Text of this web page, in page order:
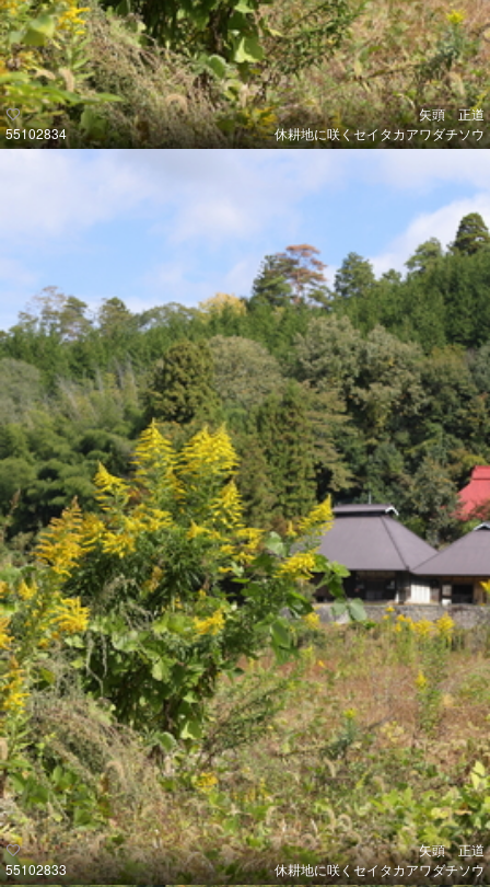
55102834
矢頭 正道
休耕地に咲くセイタカアワダチソウ
55102833
矢頭 正道
休耕地に咲くセイタカアワダチソウ